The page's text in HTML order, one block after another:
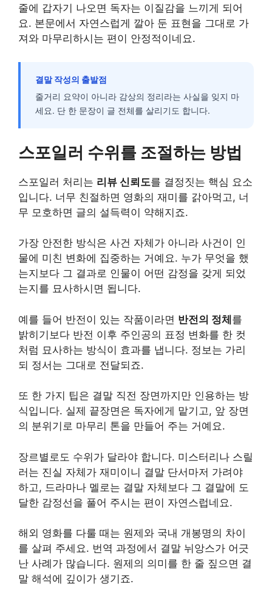
줄에 갑자기 나오면 독자는 이질감을 느끼게 되어
요. 본문에서 자연스럽게 깔아 둔 표현을 그대로 가
져와 마무리하시는 편이 안정적이네요.
결말 작성의 출발점
줄거리 요약이 아니라 감상의 정리라는 사실을 잊지 마
세요. 단 한 문장이 글 전체를 살리기도 합니다.
스포일러 수위를 조절하는 방법
스포일러 처리는 리뷰 신뢰도를 결정짓는 핵심 요소
입니다. 너무 친절하면 영화의 재미를 갉아먹고, 너
무 모호하면 글의 설득력이 약해지죠.
가장 안전한 방식은 사건 자체가 아니라 사건이 인
물에 미친 변화에 집중하는 거예요. 누가 무엇을 했
는지보다 그 결과로 인물이 어떤 감정을 갖게 되었
는지를 묘사하시면 됩니다.
예를 들어 반전이 있는 작품이라면 반전의 정체를
밝히기보다 반전 이후 주인공의 표정 변화를 한 컷
처럼 묘사하는 방식이 효과를 냅니다. 정보는 가리
되 정서는 그대로 전달되죠.
또 한 가지 팁은 결말 직전 장면까지만 인용하는 방
식입니다. 실제 끝장면은 독자에게 맡기고, 앞 장면
의 분위기로 마무리 톤을 만들어 주는 거예요.
장르별로도 수위가 달라야 합니다. 미스터리나 스릴
러는 진실 자체가 재미이니 결말 단서마저 가려야
하고, 드라마나 멜로는 결말 자체보다 그 결말에 도
달한 감정선을 풀어 주시는 편이 자연스럽네요.
해외 영화를 다룰 때는 원제와 국내 개봉명의 차이
를 살펴 주세요. 번역 과정에서 결말 뉘앙스가 어긋
난 사례가 많습니다. 원제의 의미를 한 줄 짚으면 결
말 해석에 깊이가 생기죠.